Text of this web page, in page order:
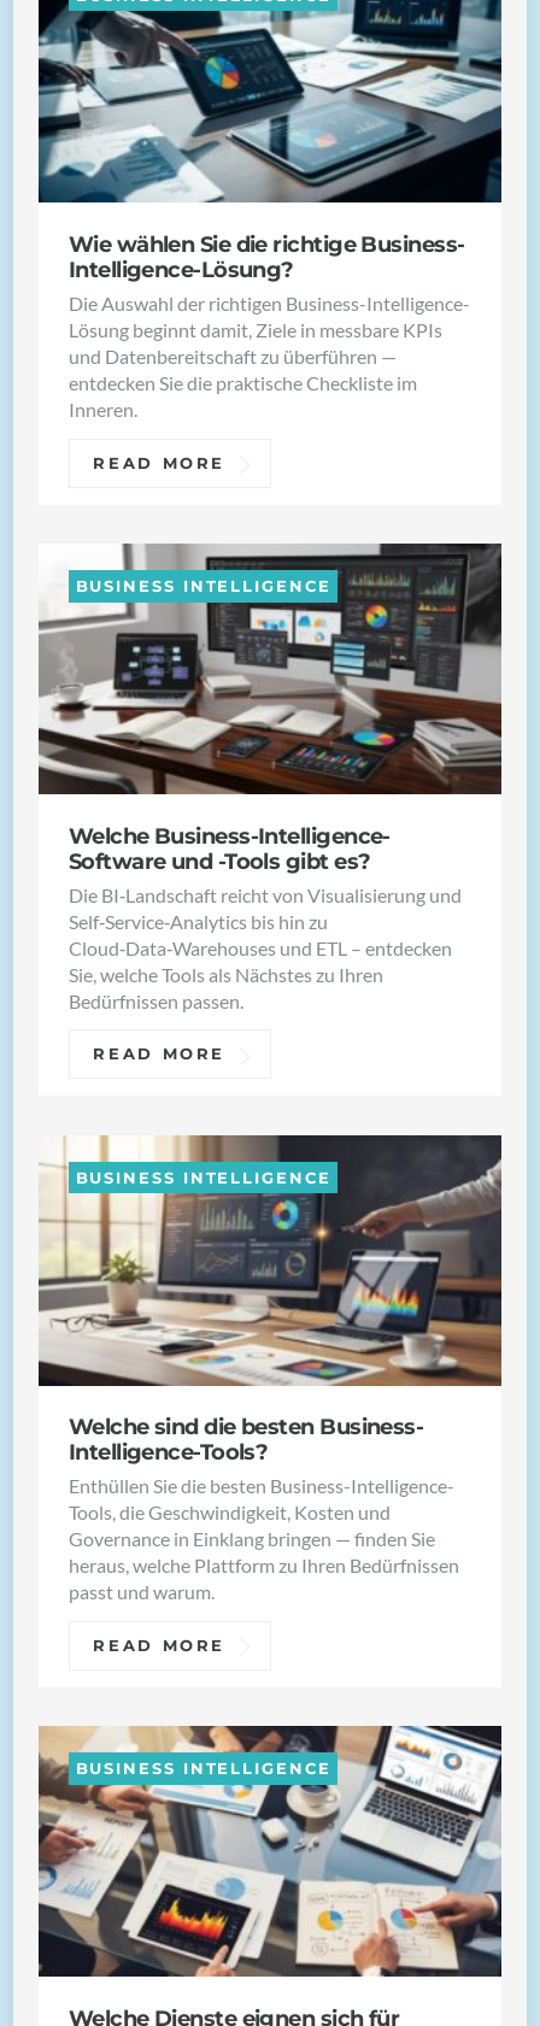
Wie wählen Sie die richtige Business-
Intelligence-Lösung?
Die Auswahl der richtigen Business-Intelligence-
Lösung beginnt damit, Ziele in messbare KPIs
und Datenbereitschaft zu überführen —
entdecken Sie die praktische Checkliste im
Inneren.
READ MORE
Welche Business-Intelligence-
Software und -Tools gibt es?
BUSINESS INTELLIGENCE
Die BI‑Landschaft reicht von Visualisierung und
Self‑Service‑Analytics bis hin zu
Cloud‑Data‑Warehouses und ETL – entdecken
Sie, welche Tools als Nächstes zu Ihren
Bedürfnissen passen.
READ MORE
Welche sind die besten Business-
Intelligence-Tools?
BUSINESS INTELLIGENCE
Enthüllen Sie die besten Business-Intelligence-
Tools, die Geschwindigkeit, Kosten und
Governance in Einklang bringen — finden Sie
heraus, welche Plattform zu Ihren Bedürfnissen
passt und warum.
READ MORE
Welche Dienste eignen sich für
BUSINESS INTELLIGENCE